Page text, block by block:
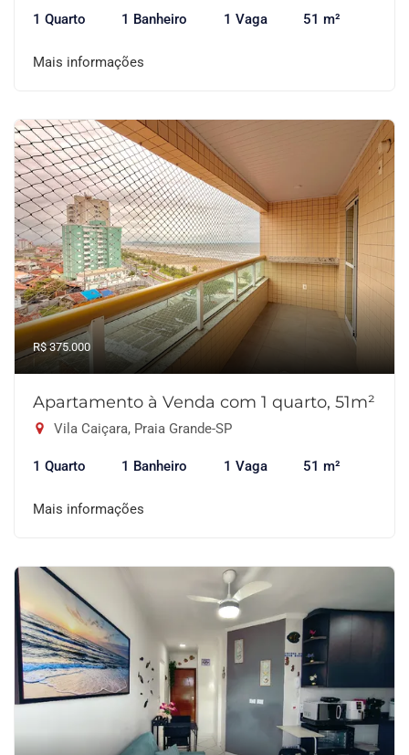
1 Quarto 1 Banheiro 1 Vaga 51 m²
Mais informações
R$ 375.000
Apartamento à Venda com 1 quarto, 51m²
Vila Caiçara, Praia Grande-SP
1 Quarto 1 Banheiro 1 Vaga 51 m²
Mais informações